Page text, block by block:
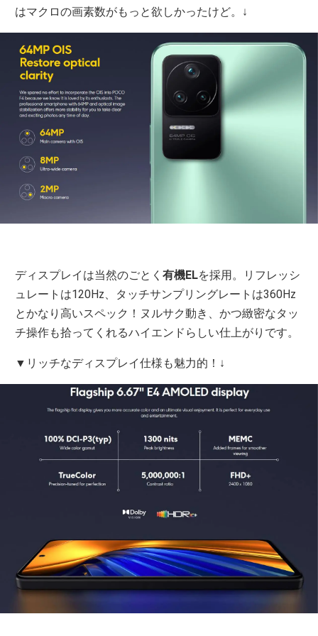
はマクロの画素数がもっと欲しかったけど。↓
ディスプレイは当然のごとく有機ELを採用。リフレッシ
ュレートは120Hz、タッチサンプリングレートは360Hz
とかなり高いスペック！ヌルサク動き、かつ緻密なタッ
チ操作も拾ってくれるハイエンドらしい仕上がりです。
▼リッチなディスプレイ仕様も魅力的！↓